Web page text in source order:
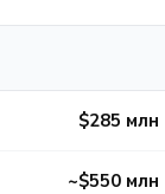
$285 млн
~$550 млн